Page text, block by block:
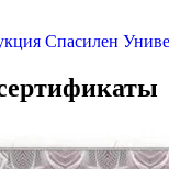
Спасилен